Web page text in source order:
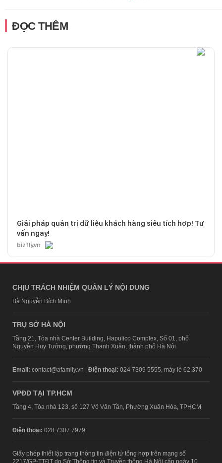
ĐỌC THÊM
Giải pháp quản trị dữ liệu khách hàng siêu tích hợp! Tư
vấn ngay!
bizfly.vn
CHỊU TRÁCH NHIỆM QUẢN LÝ NỘI DUNG
Bà Nguyễn Bích Minh
TRỤ SỞ HÀ NỘI
Tầng 21, Tòa nhà Center Building, Hapulico Complex, Số 01, phố
Nguyễn Huy Tưởng, phường Thanh Xuân, thành phố Hà Nội
Email: contact@afamily.vn | Điện thoại: 024 7309 5555, máy lẻ 62.370
VPĐD TẠI TP.HCM
Tầng 4, Tòa nhà 123, số 127 Võ Văn Tần, Phường Xuân Hòa, TPHCM
Điện thoại: 028 7307 7979
Giấy phép thiết lập trang thông tin điện tử tổng hợp trên mạng số
2217/GP-TTĐT do Sở Thông tin và Truyền thông Hà Nội cấp ngày 10